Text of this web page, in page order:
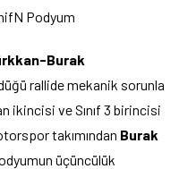
Burak
rallide mekanik sorunla
ikincisi ve Sınıf 3 birincisi
takımından Burak
üçüncülük